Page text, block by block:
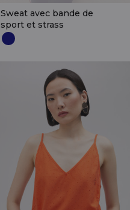
Sweat avec bande de
sport et strass